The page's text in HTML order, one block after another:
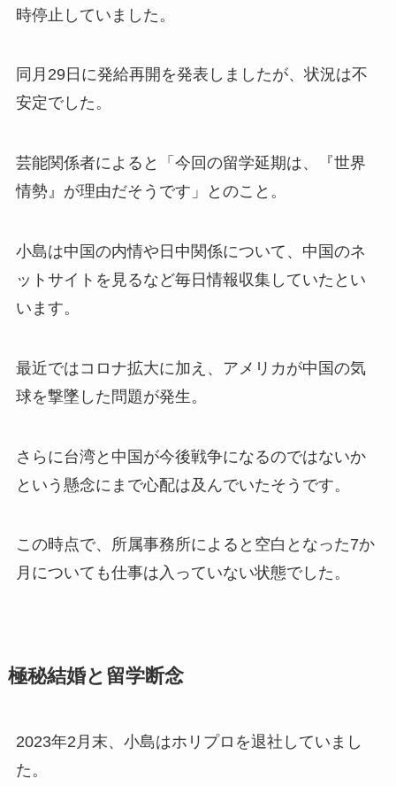
時停止していました。​
同月29日に発給再開を発表しましたが、状況は不
安定でした。​
芸能関係者によると「今回の留学延期は、『世界
情勢』が理由だそうです」とのこと。​
小島は中国の内情や日中関係について、中国のネ
ットサイトを見るなど毎日情報収集していたとい
います。​
最近ではコロナ拡大に加え、アメリカが中国の気
球を撃墜した問題が発生。
さらに台湾と中国が今後戦争になるのではないか
という懸念にまで心配は及んでいたそうです。
この時点で、所属事務所によると空白となった7か
月についても仕事は入っていない状態でした。​
極秘結婚と留学断念
2023年2月末、小島はホリプロを退社していまし
た。​